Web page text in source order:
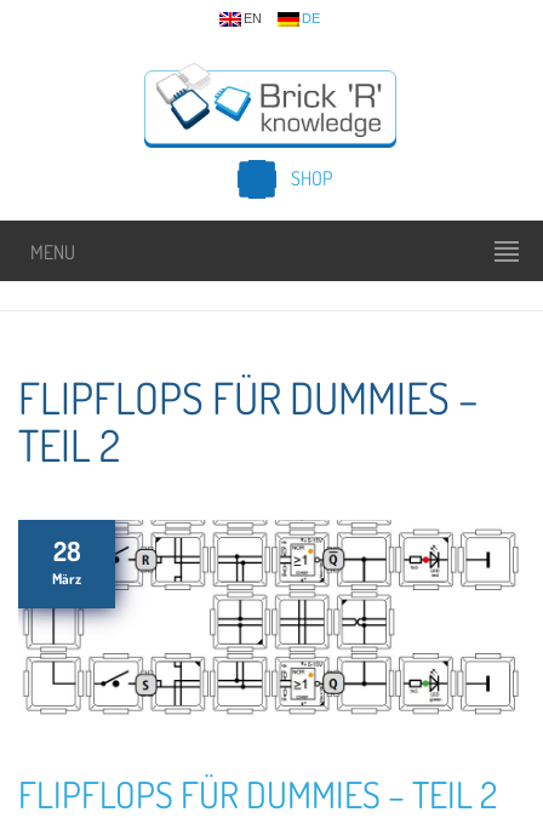
EN DE
SHOP
MENU
FLIPFLOPS FÜR DUMMIES –
TEIL 2
28
März
FLIPFLOPS FÜR DUMMIES – TEIL 2